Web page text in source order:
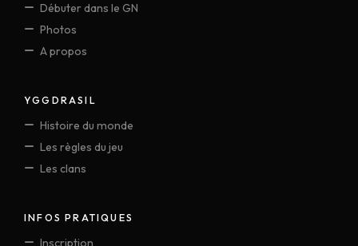
Débuter dans le GN
Photos
A propos
YGGDRASIL
Histoire du monde
Les règles du jeu
Les clans
INFOS PRATIQUES
Inscription